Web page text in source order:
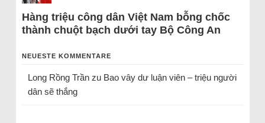
Hàng triệu công dân Việt Nam bỗng chốc
thành chuột bạch dưới tay Bộ Công An
NEUESTE KOMMENTARE
Long Rồng Trầnzu Bao vây dư luận viên – triệu người
dân sẽ thắng